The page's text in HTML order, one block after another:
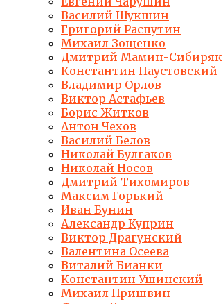
Василий Шукшин
Григорий Распутин
Михаил Зощенко
Дмитрий Мамин-Сибиряк
Константин Паустовский
Владимир Орлов
Виктор Астафьев
Борис Житков
Антон Чехов
Василий Белов
Николай Булгаков
Николай Носов
Дмитрий Тихомиров
Максим Горький
Иван Бунин
Александр Куприн
Виктор Драгунский
Валентина Осеева
Виталий Бианки
Константин Ушинский
Михаил Пришвин